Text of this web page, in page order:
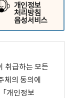
개인정보
처리방침
음성서비스
취급하는 모든
체의 동의에
개인정보